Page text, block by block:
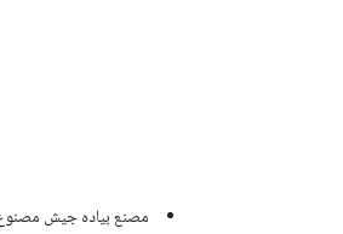
مصنع بياده جيش